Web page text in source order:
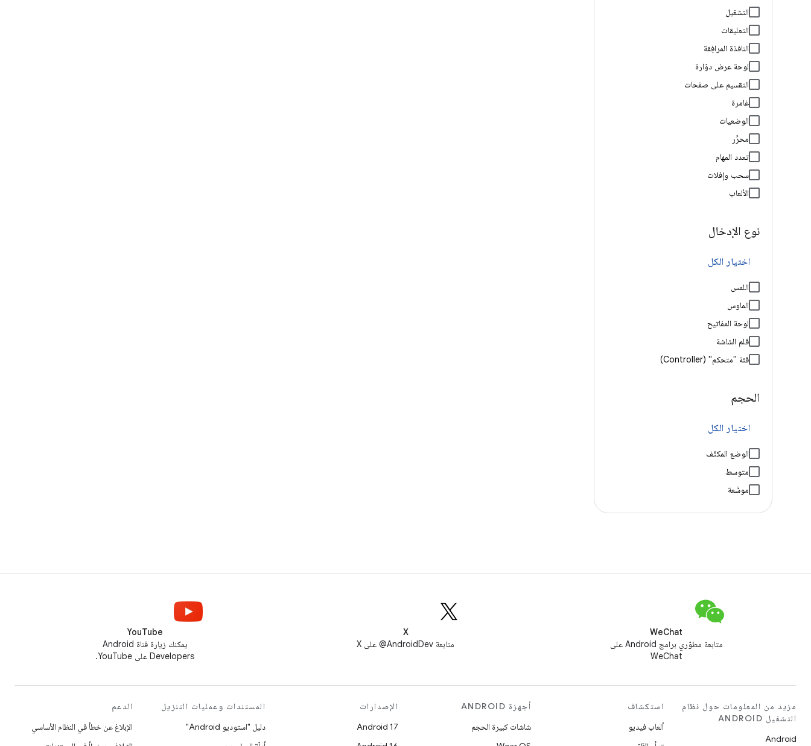
التشغيل
التعليقات
النافذة المرافِقة
لوحة عرض دوّارة
التقسيم على صفحات
غامرة
الوضعيات
محرِّر
تعدد المهام
سحب وإفلات
الألعاب
نوع الإدخال
اختيار الكل
اللمس
الماوس
لوحة المفاتيح
قلم الشاشة
فئة "متحكم" (Controller)
الحجم
اختيار الكل
الوضع المكثّف
متوسط
موسَّعة
WeChat
متابعة مطوّري برامج Android على
WeChat
X
متابعة AndroidDev@ على X
YouTube
يمكنك زيارة قناة Android
Developers على YouTube.
مزيد من المعلومات حول نظام
التشغيل ANDROID
Android
استكشاف
ألعاب فيديو
أجهزة ANDROID
شاشات كبيرة الحجم
الإصدارات
Android 17
المستندات وعمليات التنزيل
دليل "استوديو Android"
الدعم
الإبلاغ عن خطأ في النظام الأساسي